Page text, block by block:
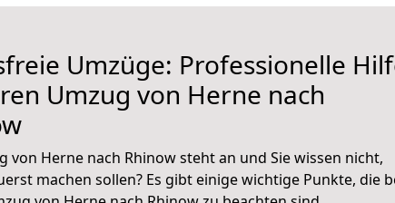
Umzüge: Professionelle
Umzug von Herne nach
von Herne nach Rhinow steht an und Sie wissen nicht,
machen sollen? Es gibt einige wichtige Punkte, die